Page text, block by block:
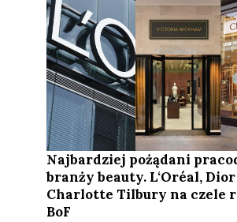
Najbardziej pożądani
branży beauty. L‘Oréal,
Charlotte Tilbury na czele
BoF